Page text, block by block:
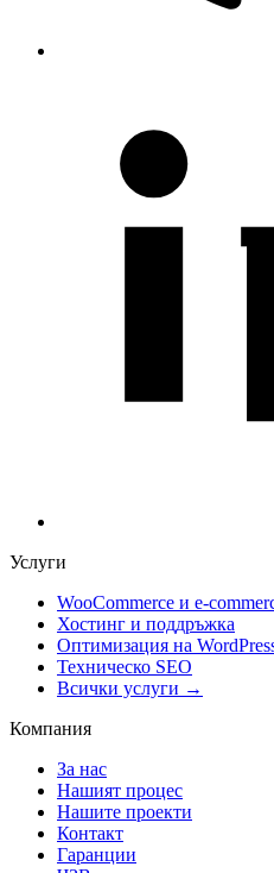
Услуги
WooCommerce и е-
Хостинг и поддръжка
Оптимизация на
Техническо SEO
Всички услуги →
Компания
За нас
Нашият процес
Нашите проекти
Контакт
Гаранции